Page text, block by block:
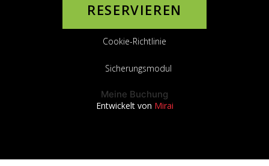
RESERVIEREN
Datenschutzrichtlinie
Cookie-Richtlinie
Sicherungsmodul
Meine Buchung
Entwickelt von Mirai